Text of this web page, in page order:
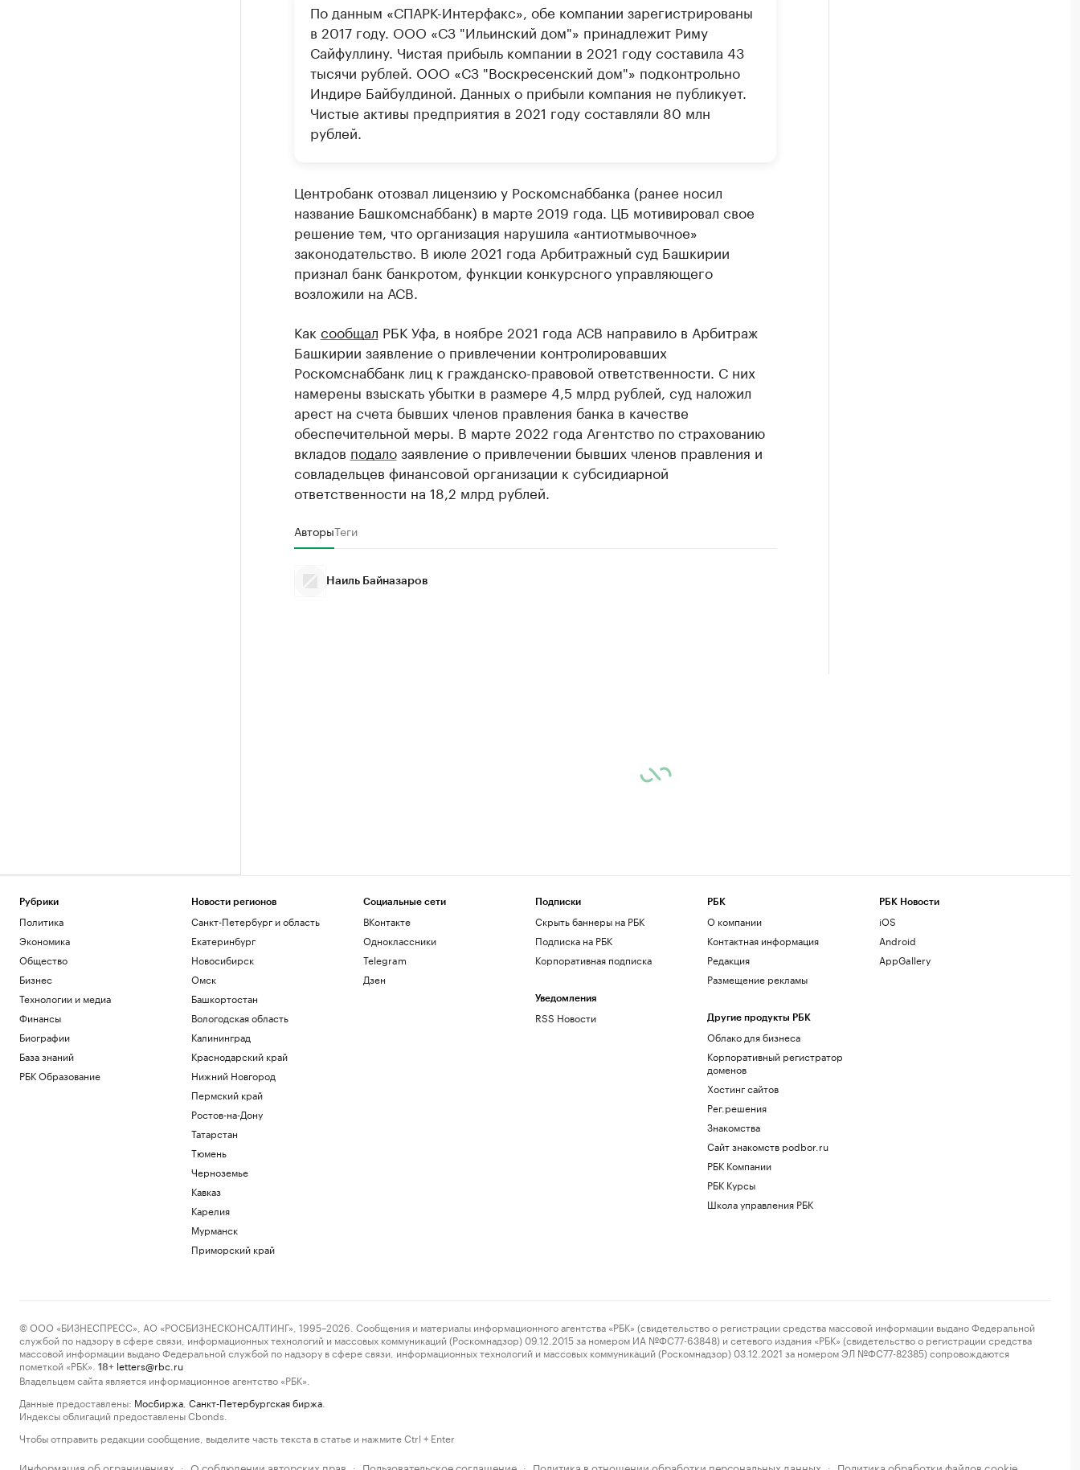
По данным «СПАРК-Интерфакс», обе компании зарегистрированы
в 2017 году. ООО «СЗ "Ильинский дом"» принадлежит Риму
Сайфуллину. Чистая прибыль компании в 2021 году составила 43
тысячи рублей. ООО «СЗ "Воскресенский дом"» подконтрольно
Индире Байбулдиной. Данных о прибыли компания не публикует.
Чистые активы предприятия в 2021 году составляли 80 млн
рублей.
Центробанк отозвал лицензию у Роскомснаббанка (ранее носил
название Башкомснаббанк) в марте 2019 года. ЦБ мотивировал свое
решение тем, что организация нарушила «антиотмывочное»
законодательство. В июле 2021 года Арбитражный суд Башкирии
признал банк банкротом, функции конкурсного управляющего
возложили на АСВ.
Как сообщал РБК Уфа, в ноябре 2021 года АСВ направило в Арбитраж
Башкирии заявление о привлечении контролировавших
Роскомснаббанк лиц к гражданско-правовой ответственности. С них
намерены взыскать убытки в размере 4,5 млрд рублей, суд наложил
арест на счета бывших членов правления банка в качестве
обеспечительной меры. В марте 2022 года Агентство по страхованию
вкладов подалозаявление о привлечении бывших членов правления и
совладельцев финансовой организации к субсидиарной
ответственности на 18,2 млрд рублей.
АвторыТеги
Наиль Байназаров
Рубрики
Политика
Экономика
Общество
Бизнес
Технологии и медиа
Финансы
Биографии
База знаний
РБК Образование
Новости регионов
Санкт-Петербург и область
Екатеринбург
Новосибирск
Омск
Башкортостан
Вологодская область
Калининград
Краснодарский край
Нижний Новгород
Пермский край
Ростов-на-Дону
Татарстан
Тюмень
Черноземье
Кавказ
Карелия
Мурманск
Приморский край
Социальные сети
ВКонтакте
Одноклассники
Telegram
Дзен
Подписки
Скрыть баннеры на РБК
Подписка на РБК
Корпоративная подписка
Уведомления
RSS Новости
РБК
О компании
Контактная информация
Редакция
Размещение рекламы
Другие продукты РБК
Облако для бизнеса
Корпоративный регистратор
доменов
Хостинг сайтов
Рег.решения
Знакомства
Сайт знакомств podbor.ru
РБК Компании
РБК Курсы
Школа управления РБК
РБК Новости
iOS
Android
AppGallery
© ООО «БИЗНЕСПРЕСС», АО «РОСБИЗНЕСКОНСАЛТИНГ», 1995–2026. Сообщения и материалы информационного агентства «РБК» (свидетельство о регистрации средства массовой информации выдано Федеральной
службой по надзору в сфере связи, информационных технологий и массовых коммуникаций (Роскомнадзор) 09.12.2015 за номером ИА №ФС77-63848) и сетевого издания «РБК» (свидетельство о регистрации средства
массовой информации выдано Федеральной службой по надзору в сфере связи, информационных технологий и массовых коммуникаций (Роскомнадзор) 03.12.2021 за номером ЭЛ №ФС77-82385) сопровождаются
пометкой «РБК».
18+ letters@rbc.ru
Владельцем сайта является информационное агентство «РБК».
Данные предоставлены: Мосбиржа Санкт-Петербургская биржа
Индексы облигаций предоставлены Cbonds.
Чтобы отправить редакции сообщение, выделите часть текста в статье и нажмите Ctrl + Enter
Информация об ограничениях О соблюдении авторских прав Пользовательское соглашение Политика в отношении обработки персональных данных Политика обработки файлов cookie